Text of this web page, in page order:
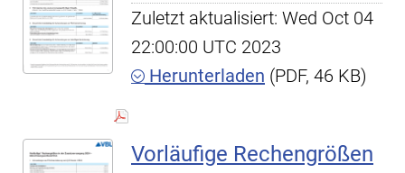
Zuletzt aktualisiert: Wed Oct 04
22:00:00 UTC 2023
Herunterladen (PDF, 46 KB)
Vorläufige Rechengrößen